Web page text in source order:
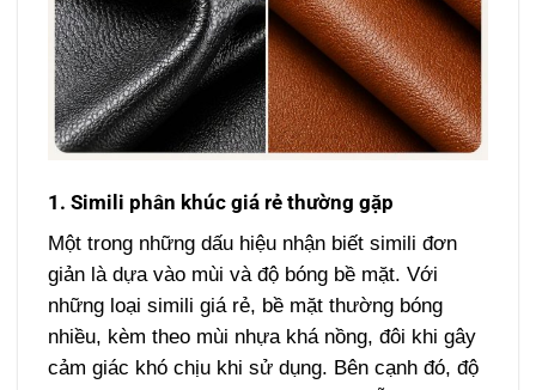
1. Simili phân khúc giá rẻ thường gặp
Một trong những dấu hiệu nhận biết simili đơn
giản là dựa vào mùi và độ bóng bề mặt. Với
những loại simili giá rẻ, bề mặt thường bóng
nhiều, kèm theo mùi nhựa khá nồng, đôi khi gây
cảm giác khó chịu khi sử dụng. Bên cạnh đó, độ